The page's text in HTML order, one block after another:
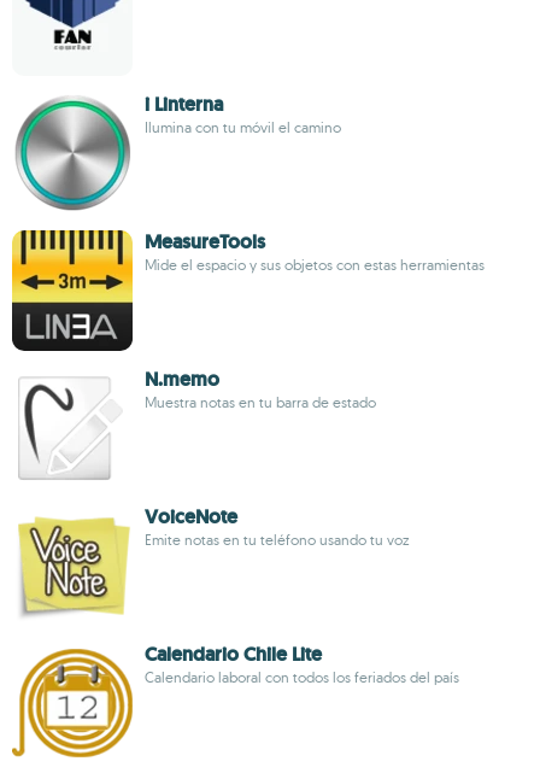
i Linterna
Ilumina con tu móvil el camino
MeasureTools
Mide el espacio y sus objetos con estas herramientas
N.memo
Muestra notas en tu barra de estado
VoiceNote
Emite notas en tu teléfono usando tu voz
Calendario Chile Lite
Calendario laboral con todos los feriados del país